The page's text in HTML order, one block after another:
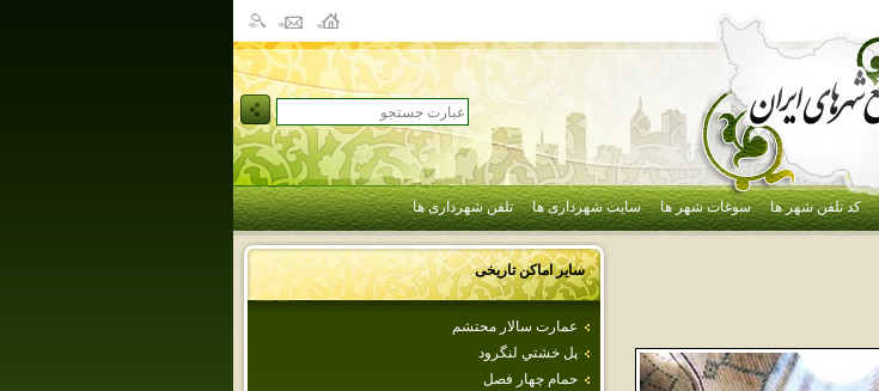
کد تلفن شهر ها سوغات شهر ها سایت شهرداری ها تلفن شهرداری ها
سایر اماکن تاریخی
عمارت‌ سالار محتشم‌
پل خشتي لنگرود
حمام‌ چهار فصل